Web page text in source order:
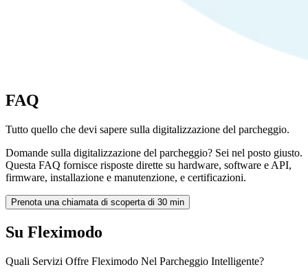
FAQ
Tutto quello che devi sapere sulla digitalizzazione del parcheggio.
Domande sulla digitalizzazione del parcheggio? Sei nel posto giusto.
Questa FAQ fornisce risposte dirette su hardware, software e API,
firmware, installazione e manutenzione, e certificazioni.
Prenota una chiamata di scoperta di 30 min
Su Fleximodo
Quali Servizi Offre Fleximodo Nel Parcheggio Intelligente?